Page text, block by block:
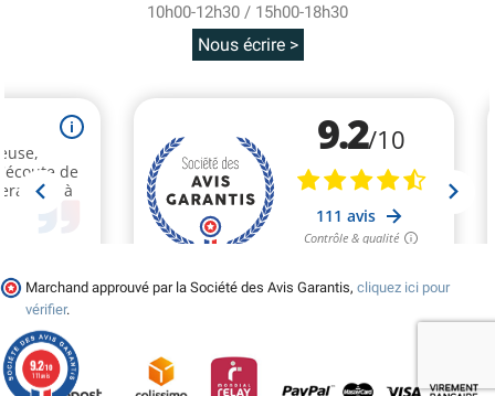
10h00-12h30 / 15h00-18h30
Nous écrire >
Marchand approuvé par la Société des Avis Garantis, cliquez ici pour
vérifier.
9.2/10
111 avis